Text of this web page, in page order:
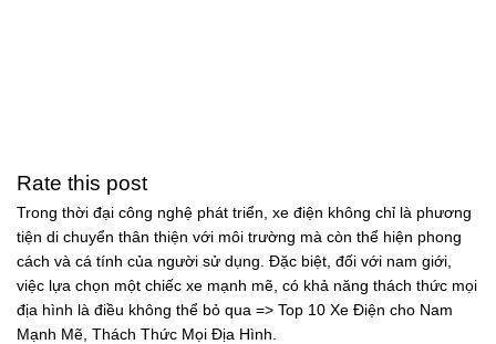
Rate this post
Trong thời đại công nghệ phát triển, xe điện không chỉ là phương
tiện di chuyển thân thiện với môi trường mà còn thể hiện phong
cách và cá tính của người sử dụng. Đặc biệt, đối với nam giới,
việc lựa chọn một chiếc xe mạnh mẽ, có khả năng thách thức mọi
địa hình là điều không thể bỏ qua => Top 10 Xe Điện cho Nam
Mạnh Mẽ, Thách Thức Mọi Địa Hình.